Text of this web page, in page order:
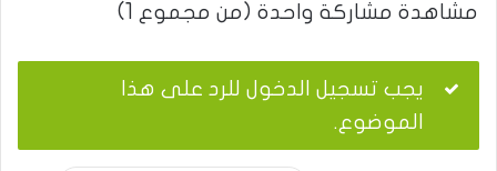
مشاهدة مشاركة واحدة (من مجموع 1)
يجب تسجيل الدخول للرد على هذا
الموضوع.